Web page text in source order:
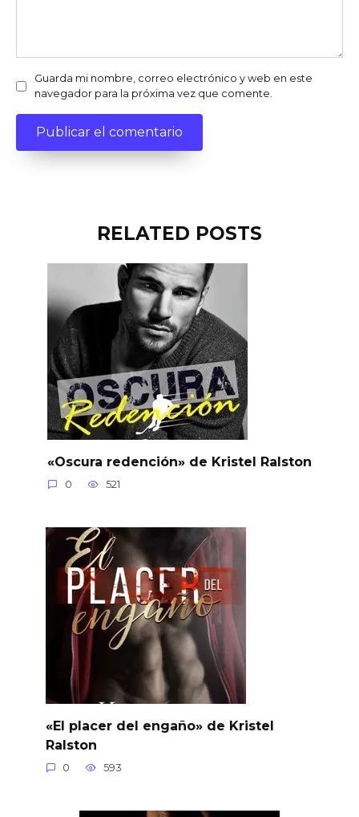
Guarda mi nombre, correo electrónico y web en este
navegador para la próxima vez que comente.
RELATED POSTS
«Oscura redención» de Kristel Ralston
0 521
«El placer del engaño» de Kristel
Ralston
0 593